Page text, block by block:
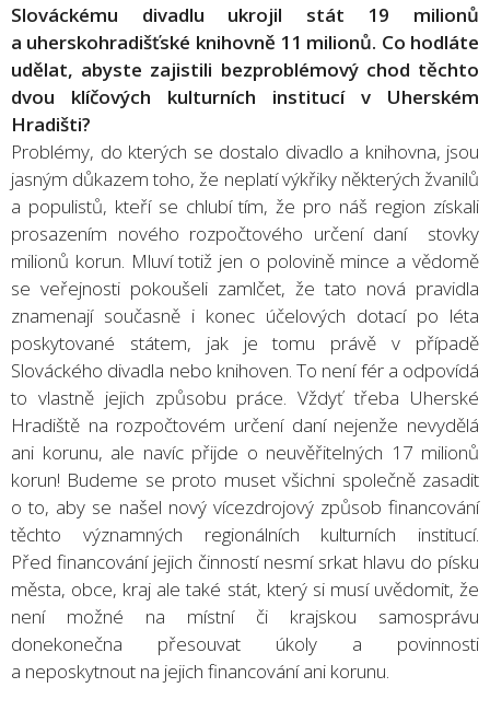
Slováckému divadlu ukrojil stát 19 milionů
a uherskohradišťské knihovně 11 milionů. Co hodláte
udělat, abyste zajistili bezproblémový chod těchto
dvou klíčových kulturních institucí v Uherském
Hradišti?
Problémy, do kterých se dostalo divadlo a knihovna, jsou
jasným důkazem toho, že neplatí výkřiky některých žvanilů
a populistů, kteří se chlubí tím, že pro náš region získali
prosazením nového rozpočtového určení daní stovky
milionů korun. Mluví totiž jen o polovině mince a vědomě
se veřejnosti pokoušeli zamlčet, že tato nová pravidla
znamenají současně i konec účelových dotací po léta
poskytované státem, jak je tomu právě v případě
Slováckého divadla nebo knihoven. To není fér a odpovídá
to vlastně jejich způsobu práce. Vždyť třeba Uherské
Hradiště na rozpočtovém určení daní nejenže nevydělá
ani korunu, ale navíc přijde o neuvěřitelných 17 milionů
korun! Budeme se proto muset všichni společně zasadit
o to, aby se našel nový vícezdrojový způsob financování
těchto významných regionálních kulturních institucí.
Před financování jejich činností nesmí srkat hlavu do písku
města, obce, kraj ale také stát, který si musí uvědomit, že
není možné na místní či krajskou samosprávu
donekonečna přesouvat úkoly a povinnosti
a neposkytnout na jejich financování ani korunu.